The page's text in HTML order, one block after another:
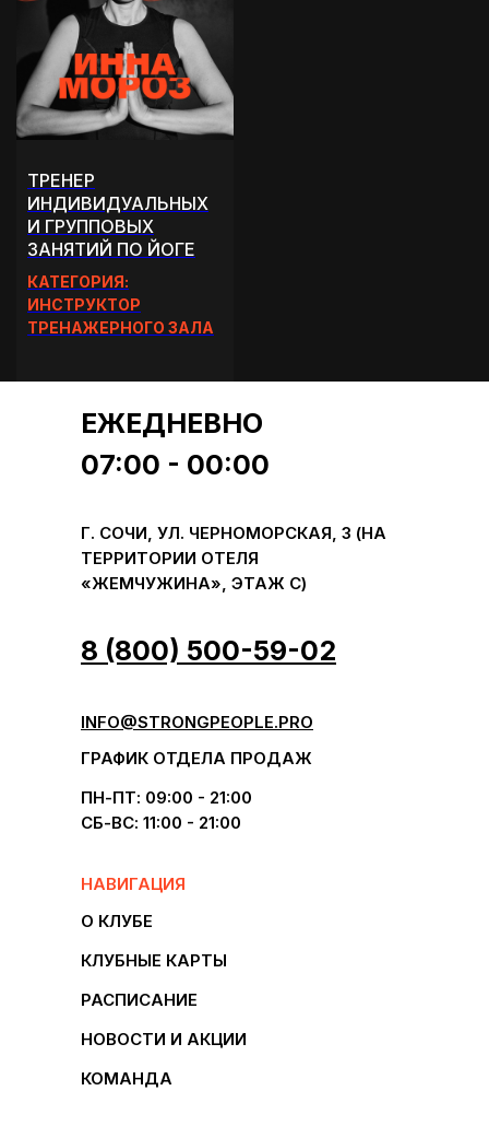
ТРЕНЕР
ИНДИВИДУАЛЬНЫХ
И ГРУППОВЫХ
ЗАНЯТИЙ ПО ЙОГЕ
КАТЕГОРИЯ:
ИНСТРУКТОР
ТРЕНАЖЕРНОГО ЗАЛА
ЕЖЕДНЕВНО
07:00 - 00:00
Г. СОЧИ, УЛ. ЧЕРНОМОРСКАЯ, 3 (НА
ТЕРРИТОРИИ ОТЕЛЯ
«ЖЕМЧУЖИНА», ЭТАЖ С)
8 (800) 500-59-02
INFO@STRONGPEOPLE.PRO
ГРАФИК ОТДЕЛА ПРОДАЖ
ПН-ПТ: 09:00 - 21:00
СБ-ВС: 11:00 - 21:00
НАВИГАЦИЯ
О КЛУБЕ
КЛУБНЫЕ КАРТЫ
РАСПИСАНИЕ
НОВОСТИ И АКЦИИ
КОМАНДА